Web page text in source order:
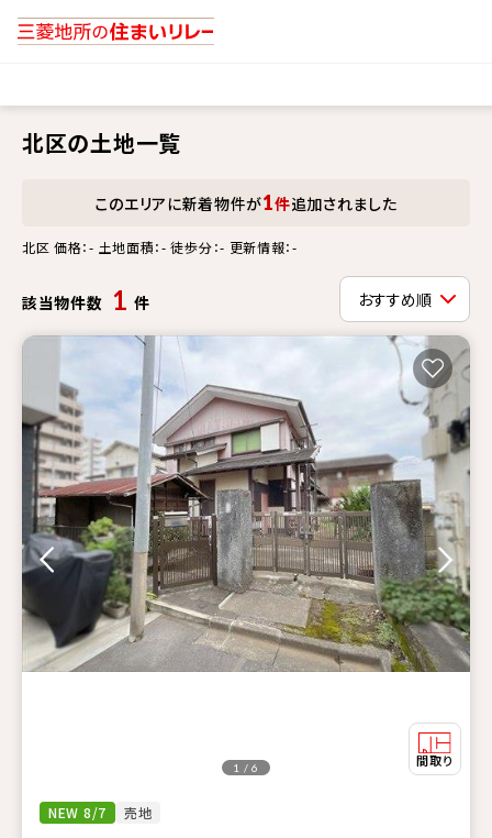
北区の土地一覧
このエリアに新着物件が1件追加されました
北区 価格：- 土地面積：- 徒歩分：- 更新情報：-
該当物件数 1 件
NEW 8/7 売地
1 / 6